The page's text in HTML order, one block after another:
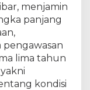
menjamin
panjang
pengawasan
lima tahun
kondisi